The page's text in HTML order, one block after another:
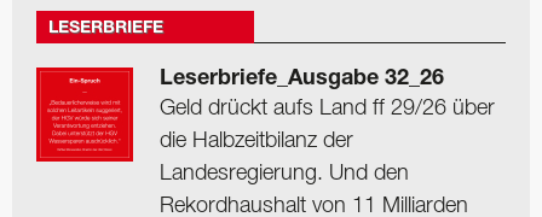
LESERBRIEFE
Leserbriefe_Ausgabe 32_26
Geld drückt aufs Land ff 29/26 über
die Halbzeitbilanz der
Landesregierung. Und den
Rekordhaushalt von 11 Milliarden